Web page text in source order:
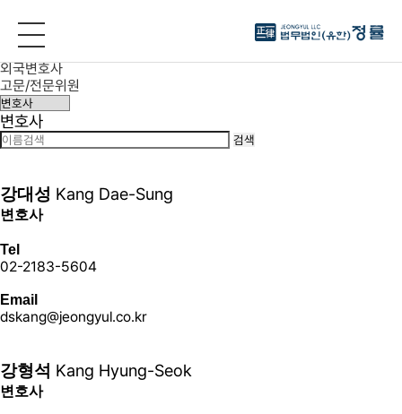
대표변호사
변호사
외국변호사
고문/전문위원
변호사
검색
강대성 Kang Dae-Sung
변호사
Tel
02-2183-5604
Email
dskang@jeongyul.co.kr
강형석 Kang Hyung-Seok
변호사